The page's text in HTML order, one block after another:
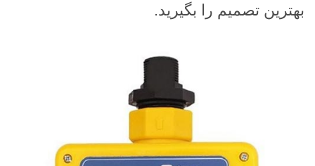
بهترین تصمیم را بگیرید.